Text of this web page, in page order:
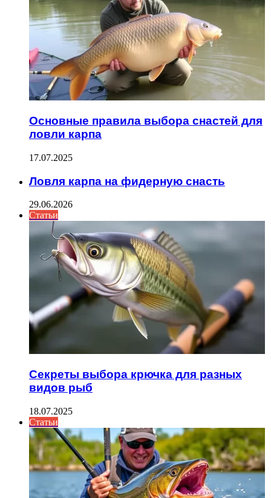
Основные правила выбора снастей для
ловли карпа
17.07.2025
Ловля карпа на фидерную снасть
29.06.2026
Статьи
Секреты выбора крючка для разных
видов рыб
18.07.2025
Статьи